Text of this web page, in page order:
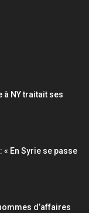
à NY traitait ses
« En Syrie se passe
d’affaires